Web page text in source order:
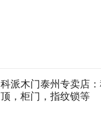
科派木门泰州专卖店
顶，柜门，指纹锁等